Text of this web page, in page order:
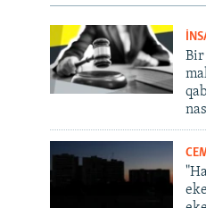
Bir